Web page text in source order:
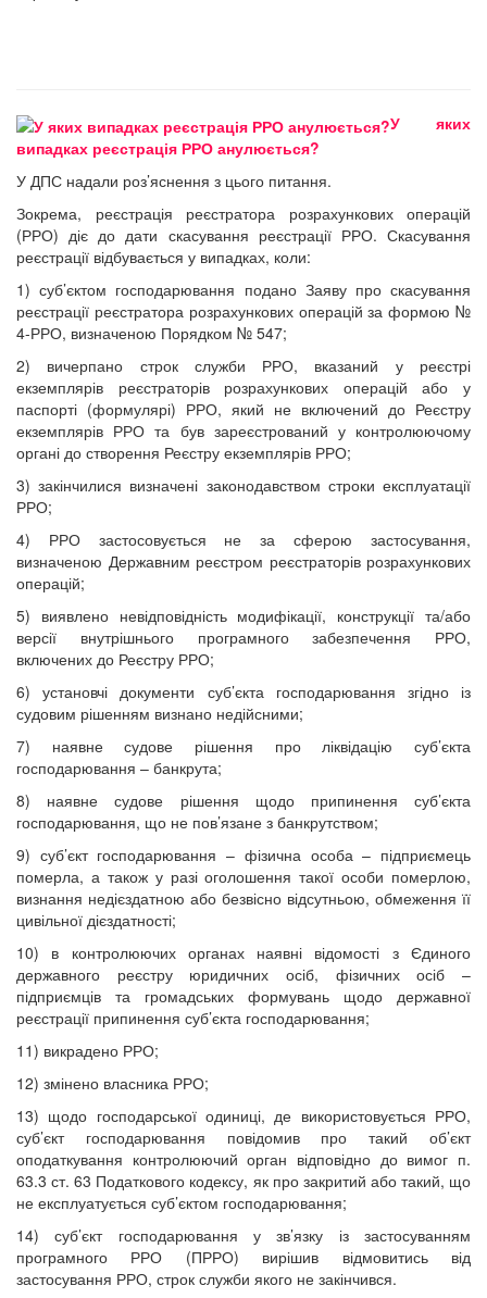
У яких
випадках реєстрація РРО анулюється?
У ДПС надали роз’яснення з цього питання.
Зокрема, реєстрація реєстратора розрахункових операцій
(РРО) діє до дати скасування реєстрації РРО. Скасування
реєстрації відбувається у випадках, коли:
1) суб’єктом господарювання подано Заяву про скасування
реєстрації реєстратора розрахункових операцій за формою №
4-РРО, визначеною Порядком № 547;
2) вичерпано строк служби РРО, вказаний у реєстрі
екземплярів реєстраторів розрахункових операцій або у
паспорті (формулярі) РРО, який не включений до Реєстру
екземплярів РРО та був зареєстрований у контролюючому
органі до створення Реєстру екземплярів РРО;
3) закінчилися визначені законодавством строки експлуатації
РРО;
4) РРО застосовується не за сферою застосування,
визначеною Державним реєстром реєстраторів розрахункових
операцій;
5) виявлено невідповідність модифікації, конструкції та/або
версії внутрішнього програмного забезпечення РРО,
включених до Реєстру РРО;
6) установчі документи суб’єкта господарювання згідно із
судовим рішенням визнано недійсними;
7) наявне судове рішення про ліквідацію суб’єкта
господарювання – банкрута;
8) наявне судове рішення щодо припинення суб’єкта
господарювання, що не пов’язане з банкрутством;
9) суб’єкт господарювання – фізична особа – підприємець
померла, а також у разі оголошення такої особи померлою,
визнання недієздатною або безвісно відсутньою, обмеження її
цивільної дієздатності;
10) в контролюючих органах наявні відомості з Єдиного
державного реєстру юридичних осіб, фізичних осіб –
підприємців та громадських формувань щодо державної
реєстрації припинення суб’єкта господарювання;
11) викрадено РРО;
12) змінено власника РРО;
13) щодо господарської одиниці, де використовується РРО,
суб’єкт господарювання повідомив про такий об’єкт
оподаткування контролюючий орган відповідно до вимог п.
63.3 ст. 63 Податкового кодексу, як про закритий або такий, що
не експлуатується суб’єктом господарювання;
14) суб’єкт господарювання у зв’язку із застосуванням
програмного РРО (ПРРО) вирішив відмовитись від
застосування РРО, строк служби якого не закінчився.